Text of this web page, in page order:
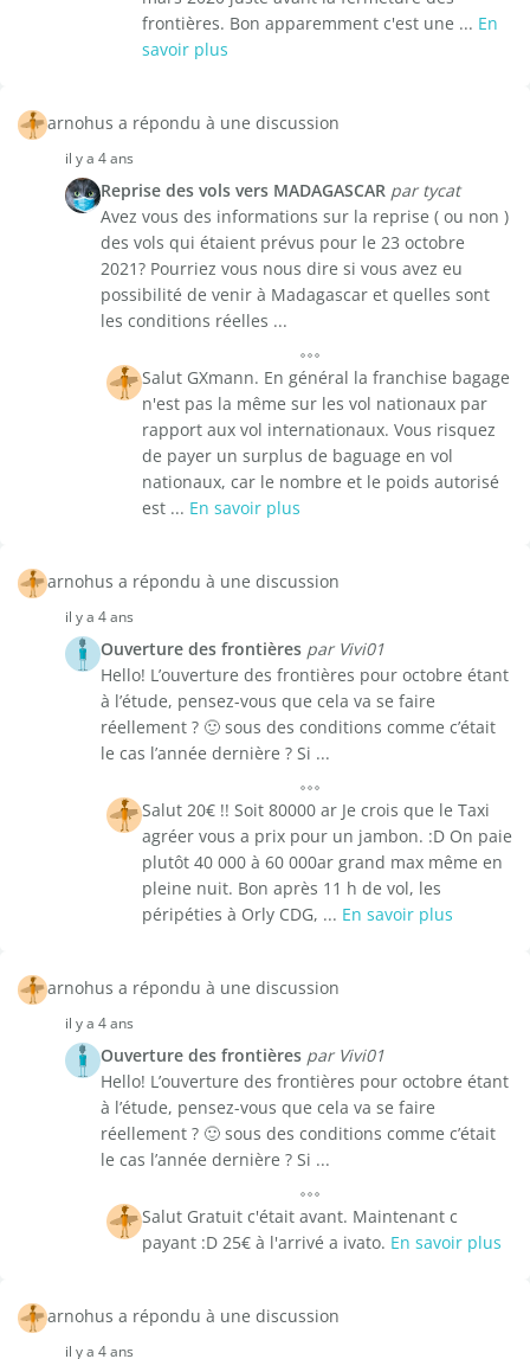
frontières. Bon apparemment c'est une ... En
savoir plus
arnohus a répondu à une discussion
il y a 4 ans
Reprise des vols vers MADAGASCAR par tycat
Avez vous des informations sur la reprise ( ou non )
des vols qui étaient prévus pour le 23 octobre
2021? Pourriez vous nous dire si vous avez eu
possibilité de venir à Madagascar et quelles sont
les conditions réelles ...
Salut GXmann. En général la franchise bagage
n'est pas la même sur les vol nationaux par
rapport aux vol internationaux. Vous risquez
de payer un surplus de baguage en vol
nationaux, car le nombre et le poids autorisé
est ... En savoir plus
arnohus a répondu à une discussion
il y a 4 ans
Ouverture des frontières par Vivi01
Hello! L’ouverture des frontières pour octobre étant
à l’étude, pensez-vous que cela va se faire
réellement ? 🙂 sous des conditions comme c’était
le cas l’année dernière ? Si ...
Salut 20€ !! Soit 80000 ar Je crois que le Taxi
agréer vous a prix pour un jambon. :D On paie
plutôt 40 000 à 60 000ar grand max même en
pleine nuit. Bon après 11 h de vol, les
péripéties à Orly CDG, ... En savoir plus
arnohus a répondu à une discussion
il y a 4 ans
Ouverture des frontières par Vivi01
Hello! L’ouverture des frontières pour octobre étant
à l’étude, pensez-vous que cela va se faire
réellement ? 🙂 sous des conditions comme c’était
le cas l’année dernière ? Si ...
Salut Gratuit c'était avant. Maintenant c
payant :D 25€ à l'arrivé a ivato. En savoir plus
arnohus a répondu à une discussion
il y a 4 ans